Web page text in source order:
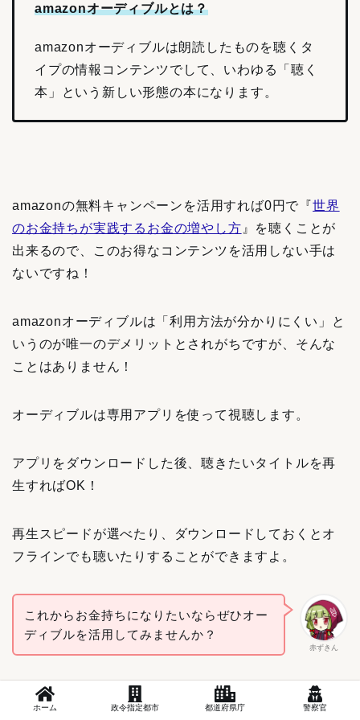
amazonオーディブルとは？
amazonオーディブルは朗読したものを聴くタ
イプの情報コンテンツでして、いわゆる「聴く
本」という新しい形態の本になります。
amazonの無料キャンペーンを活用すれば0円で『世界
のお金持ちが実践するお金の増やし方 』を聴くことが
出来るので、このお得なコンテンツを活用しない手は
ないですね！
amazonオーディブルは「利用方法が分かりにくい」と
いうのが唯一のデメリットとされがちですが、そんな
ことはありません！
オーディブルは専用アプリを使って視聴します。
アプリをダウンロードした後、聴きたいタイトルを再
生すればOK！
再生スピードが選べたり、ダウンロードしておくとオ
フラインでも聴いたりすることができますよ。
赤ずきん
これからお金持ちになりたいならぜひオー
ディブルを活用してみませんか？
▶︎お金を貯める思考を養い、お金に困らない人
ホーム 政令指定都市 都道府県庁 警察官